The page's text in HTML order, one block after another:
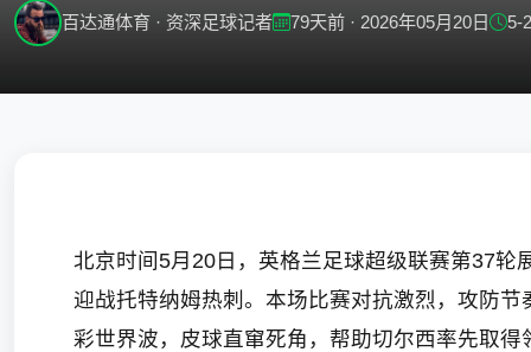
百达通体育 · 资深足球记者 79天前 · 2026年05月20日 5-
北京时间5月20日，英格兰足球超级联赛第37轮
迎战托特纳姆热刺。本场比赛对抗激烈，攻防
彩世界波，皮球直窜死角，帮助切尔西率先取